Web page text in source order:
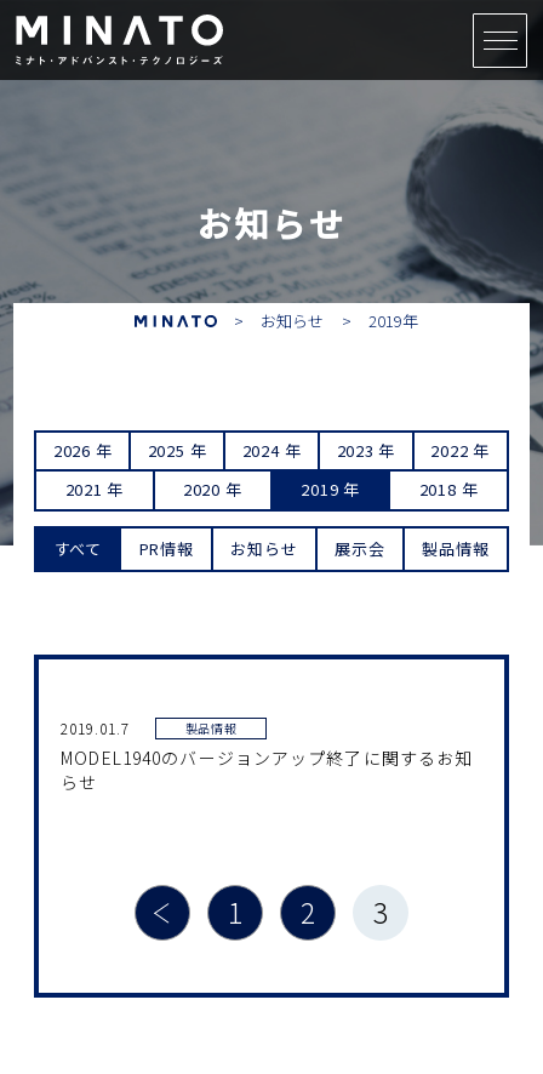
お知らせ
お知らせ 2019年
2026 年 2025 年 2024 年 2023 年
2022 年
2021 年
2020 年 2019 年 2018 年
すべて PR情報 お知らせ 展示会 製品情報
2019.01.7 製品情報
MODEL1940のバージョンアップ終了に関するお知
らせ
1 2 3